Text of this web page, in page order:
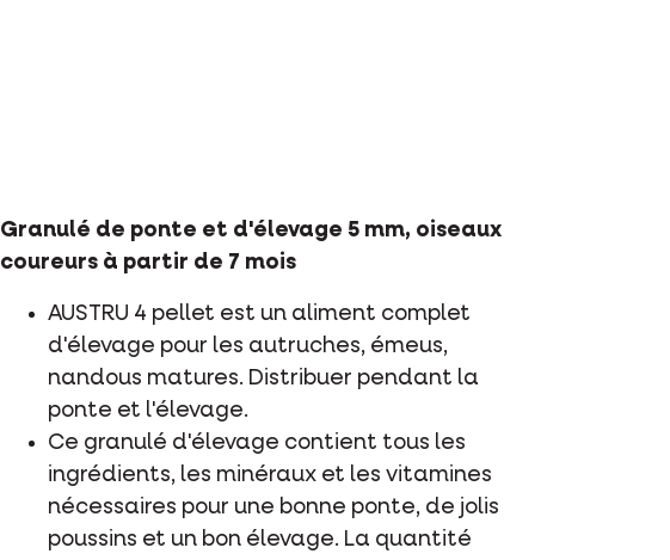
Granulé de ponte et d'élevage 5 mm, oiseaux
coureurs à partir de 7 mois
AUSTRU 4 pellet est un aliment complet
d'élevage pour les autruches, émeus,
nandous matures. Distribuer pendant la
ponte et l'élevage.
Ce granulé d'élevage contient tous les
ingrédients, les minéraux et les vitamines
nécessaires pour une bonne ponte, de jolis
poussins et un bon élevage. La quantité